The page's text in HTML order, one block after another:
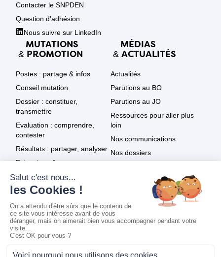
Contacter le SNPDEN
Question d’adhésion
Nous suivre sur LinkedIn
MUTATIONS
& PROMOTION
Postes : partage & infos
Conseil mutation
Dossier : constituer,
transmettre
Evaluation : comprendre,
contester
Résultats : partager, analyser
Extensions & recours
Promotion : textes
Promotion : résultats
Promotion : infos & recours
MÉDIAS
& ACTUALITÉS
Actualités
Parutions au BO
Parutions au JO
Ressources pour aller plus
loin
Nos communications
Nos dossiers
Tout voir